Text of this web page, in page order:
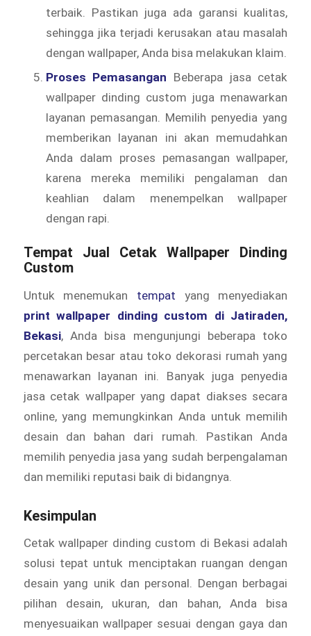
terbaik. Pastikan juga ada garansi kualitas,
sehingga jika terjadi kerusakan atau masalah
dengan wallpaper, Anda bisa melakukan klaim.
Proses Pemasangan Beberapa jasa cetak
wallpaper dinding custom juga menawarkan
layanan pemasangan. Memilih penyedia yang
memberikan layanan ini akan memudahkan
Anda dalam proses pemasangan wallpaper,
karena mereka memiliki pengalaman dan
keahlian dalam menempelkan wallpaper
dengan rapi.
Tempat Jual Cetak Wallpaper Dinding
Custom
Untuk menemukan tempat yang menyediakan
print wallpaper dinding custom di Jatiraden,
Bekasi, Anda bisa mengunjungi beberapa toko
percetakan besar atau toko dekorasi rumah yang
menawarkan layanan ini. Banyak juga penyedia
jasa cetak wallpaper yang dapat diakses secara
online, yang memungkinkan Anda untuk memilih
desain dan bahan dari rumah. Pastikan Anda
memilih penyedia jasa yang sudah berpengalaman
dan memiliki reputasi baik di bidangnya.
Kesimpulan
Cetak wallpaper dinding custom di Bekasi adalah
solusi tepat untuk menciptakan ruangan dengan
desain yang unik dan personal. Dengan berbagai
pilihan desain, ukuran, dan bahan, Anda bisa
menyesuaikan wallpaper sesuai dengan gaya dan